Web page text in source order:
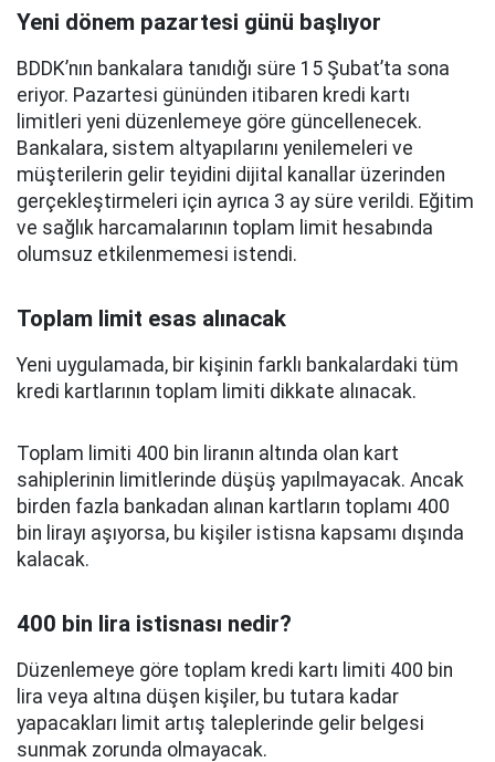
Yeni dönem pazartesi günü başlıyor
BDDK’nın bankalara tanıdığı süre 15 Şubat’ta sona
eriyor. Pazartesi gününden itibaren kredi kartı
limitleri yeni düzenlemeye göre güncellenecek.
Bankalara, sistem altyapılarını yenilemeleri ve
müşterilerin gelir teyidini dijital kanallar üzerinden
gerçekleştirmeleri için ayrıca 3 ay süre verildi. Eğitim
ve sağlık harcamalarının toplam limit hesabında
olumsuz etkilenmemesi istendi.
Toplam limit esas alınacak
Yeni uygulamada, bir kişinin farklı bankalardaki tüm
kredi kartlarının toplam limiti dikkate alınacak.
Toplam limiti 400 bin liranın altında olan kart
sahiplerinin limitlerinde düşüş yapılmayacak. Ancak
birden fazla bankadan alınan kartların toplamı 400
bin lirayı aşıyorsa, bu kişiler istisna kapsamı dışında
kalacak.
400 bin lira istisnası nedir?
Düzenlemeye göre toplam kredi kartı limiti 400 bin
lira veya altına düşen kişiler, bu tutara kadar
yapacakları limit artış taleplerinde gelir belgesi
sunmak zorunda olmayacak.